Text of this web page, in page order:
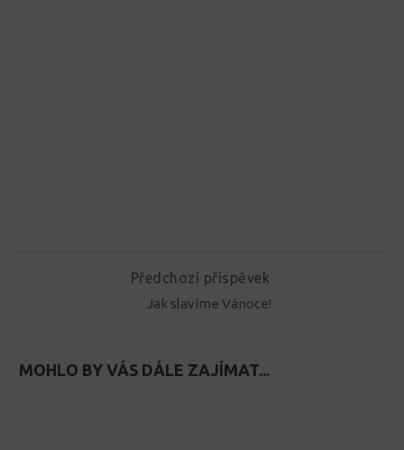
Předchozí příspěvek
Jak slavíme Vánoce!
MOHLO BY VÁS DÁLE ZAJÍMAT...